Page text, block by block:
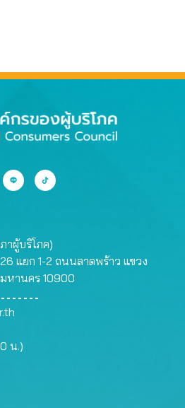
าผู้บริโภค)
แยก 1-2 ถนนลาดพร้าว แขวง
หานคร 10900
น.)